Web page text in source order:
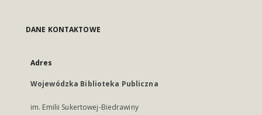
DANE KONTAKTOWE
Adres
Wojewódzka Biblioteka Publiczna
im. Emilii Sukertowej-Biedrawiny